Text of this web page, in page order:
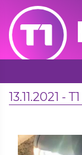
13.11.2021 -